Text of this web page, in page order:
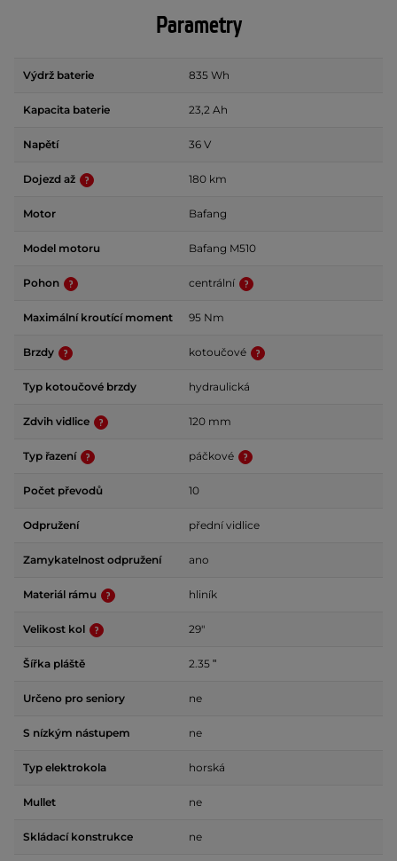
Parametry
Výdrž baterie 835 Wh
Kapacita baterie 23,2 Ah
Napětí 36 V
Dojezd až 180 km
Motor Bafang
Model motoru Bafang M510
Pohon centrální
Maximální kroutící moment 95 Nm
Brzdy kotoučové
Typ kotoučové brzdy hydraulická
Zdvih vidlice 120 mm
Typ řazení páčkové
Počet převodů 10
Odpružení přední vidlice
Zamykatelnost odpružení ano
Materiál rámu hliník
Velikost kol 29"
Šířka pláště 2.35 ʺ
Určeno pro seniory ne
S nízkým nástupem ne
Typ elektrokola horská
Mullet ne
Skládací konstrukce ne